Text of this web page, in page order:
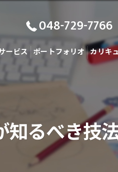
048-729-7766
ービス ポートフォリオ カリキ
るべき技